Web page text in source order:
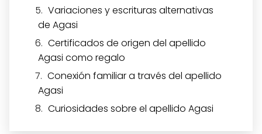
Variaciones y escrituras alternativas
de Agasi
Certificados de origen del apellido
Agasi como regalo
Conexión familiar a través del apellido
Agasi
Curiosidades sobre el apellido Agasi